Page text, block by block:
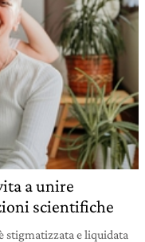
a unire
scientifiche
stigmatizzata e liquidata